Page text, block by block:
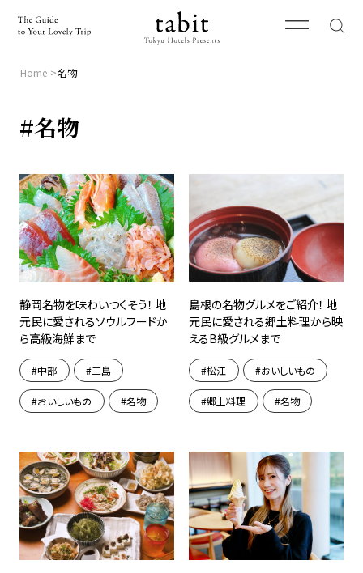
Home 名物
#名物
静岡名物を味わいつくそう！ 地
元民に愛されるソウルフードか
ら高級海鮮まで
中部 三島
おいしいもの 名物
島根の名物グルメをご紹介！ 地
元民に愛される郷土料理から映
えるB級グルメまで
松江 おいしいもの
郷土料理 名物